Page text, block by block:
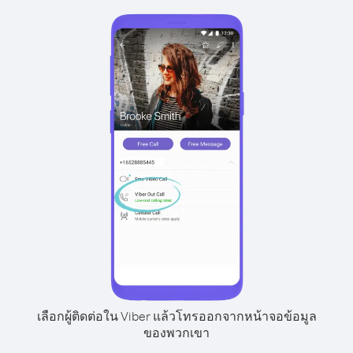
เลือกผู้ติดต่อใน Viber แล้วโทรออกจากหน้าจอข้อมูล
ของพวกเขา